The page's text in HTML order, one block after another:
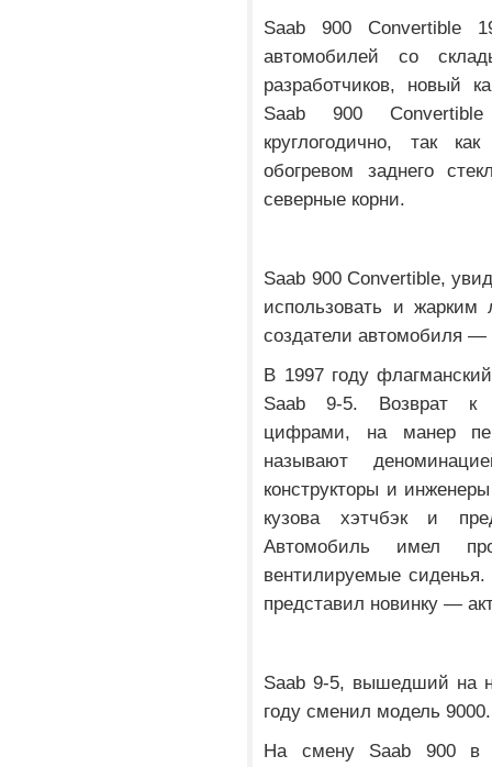
Saab 900 Convertible
автомобилей со
разработчиков, новый
Saab 900
круглогодично, так
обогревом заднего
северные корни.
Saab 900 Convertible,
использовать и жарким
создатели автомобиля —
В 1997 году
Saab 9-5. Возврат к
цифрами, на манер
называют
конструкторы и
кузова хэтчбэк и
Автомобиль имел
вентилируемые сиденья.
представил новинку —
Saab 9-5, вышедший на
году сменил модель 9000.
На смену Saab 900 в